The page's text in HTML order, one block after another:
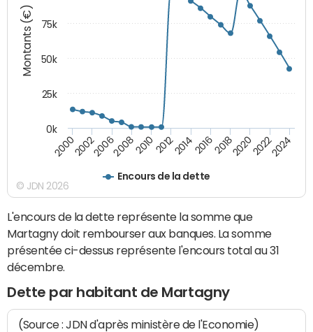
Montants (€)
Encours de la dette
200020022006200820102012201420162018202020222024
0k
25k
50k
75k
© JDN 2026
L'encours de la dette représente la somme que
Martagny doit rembourser aux banques. La somme
présentée ci-dessus représente l'encours total au 31
décembre.
Dette par habitant de Martagny
(Source : JDN d'après ministère de l'Economie)